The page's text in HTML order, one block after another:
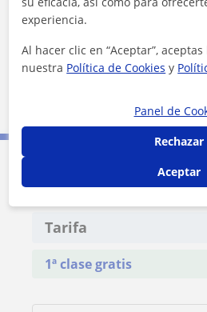
Leaflet|
Contacta con Victory
Tarifa
1ª clase gratis
experiencia.
Al hacer clic en “Aceptar”,
nuestra Política de Cookies y
Panel de
Rechazar
Aceptar